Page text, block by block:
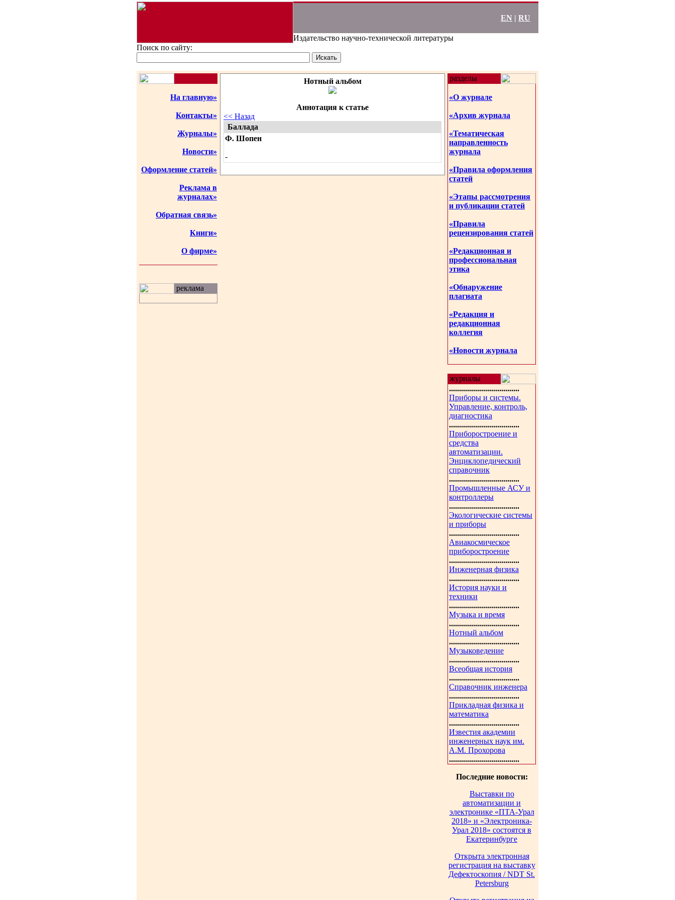
EN | RU
Издательство научно-технической литературы
Поиск по сайту:
На главную»
Контакты»
Журналы»
Новости»
Оформление статей»
Реклама в
журналах»
Обратная связь»
Книги»
О фирме»
реклама
Нотный альбом
Аннотация к статье
<< Назад
Баллада
Ф. Шопен
-
разделы
«О журнале
«Архив журнала
«Тематическая
направленность
журнала
«Правила оформления
статей
«Этапы рассмотрения
и публикации статей
«Правила
рецензирования статей
«Редакционная и
профессиональная
этика
«Обнаружение
плагиата
«Редакция и
редакционная
коллегия
«Новости журнала
журналы
...................................
Приборы и системы.
Управление, контроль,
диагностика
...................................
Приборостроение и
средства
автоматизации.
Энциклопедический
справочник
...................................
Промышленные АСУ и
контроллеры
...................................
Экологические системы
и приборы
...................................
Авиакосмическое
приборостроение
...................................
Инженерная физика
...................................
История науки и
техники
...................................
Музыка и время
...................................
Нотный альбом
...................................
Музыковедение
...................................
Всеобщая история
...................................
Справочник инженера
...................................
Прикладная физика и
математика
...................................
Известия академии
инженерных наук им.
А.М. Прохорова
...................................
Последние новости:
Выставки по
автоматизации и
электронике «ПТА-Урал
2018» и «Электроника-
Урал 2018» состоятся в
Екатеринбурге
Открыта электронная
регистрация на выставку
Дефектоскопия / NDT St.
Petersburg